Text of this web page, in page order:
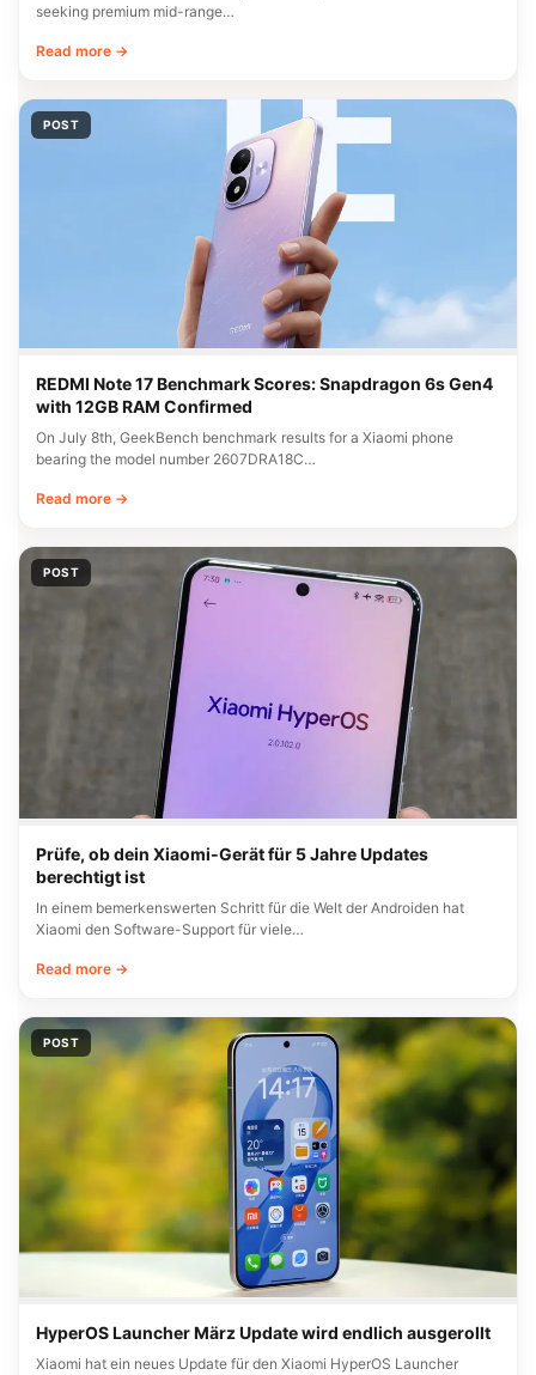
seeking premium mid-range…
Read more →
POST
REDMI Note 17 Benchmark Scores: Snapdragon 6s Gen4
with 12GB RAM Confirmed
On July 8th, GeekBench benchmark results for a Xiaomi phone
bearing the model number 2607DRA18C…
Read more →
POST
Prüfe, ob dein Xiaomi-Gerät für 5 Jahre Updates
berechtigt ist
In einem bemerkenswerten Schritt für die Welt der Androiden hat
Xiaomi den Software-Support für viele…
Read more →
POST
HyperOS Launcher März Update wird endlich ausgerollt
Xiaomi hat ein neues Update für den Xiaomi HyperOS Launcher